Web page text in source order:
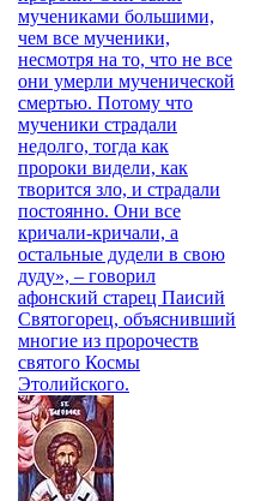
мучениками большими,
чем все мученики,
несмотря на то, что не все
они умерли мученической
смертью. Потому что
мученики страдали
недолго, тогда как
пророки видели, как
творится зло, и страдали
постоянно. Они все
кричали-кричали, а
остальные дудели в свою
дуду», – говорил
афонский старец Паисий
Святогорец, объяснивший
многие из пророчеств
святого Космы
Этолийского.